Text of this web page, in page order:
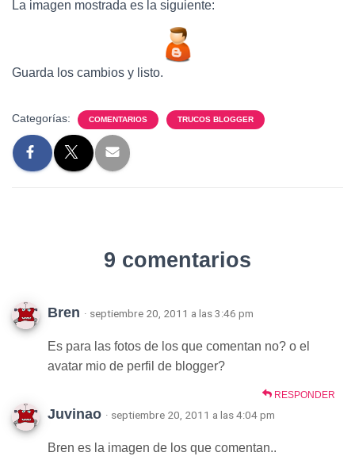
La imagen mostrada es la siguiente:
Guarda los cambios y listo.
Categorías: COMENTARIOS TRUCOS BLOGGER
9 comentarios
Bren · septiembre 20, 2011 a las 3:46 pm
Es para las fotos de los que comentan no? o el
avatar mio de perfil de blogger?
RESPONDER
Juvinao · septiembre 20, 2011 a las 4:04 pm
Bren es la imagen de los que comentan..